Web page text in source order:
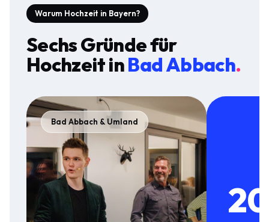
Warum Hochzeit in Bayern?
Sechs Gründe für
HochzeitinBad Abbach.
Bad Abbach & Umland